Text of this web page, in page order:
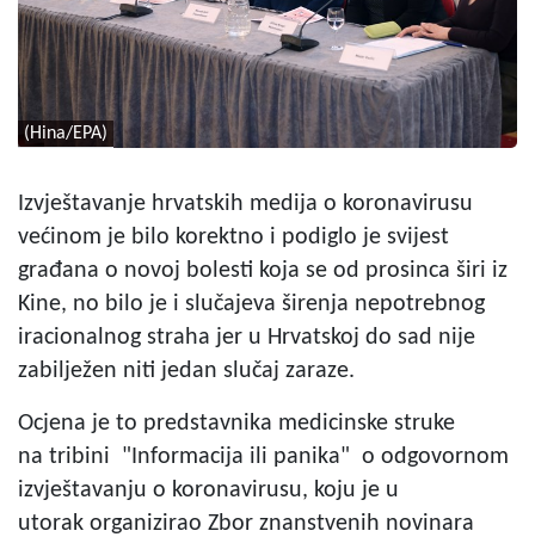
(Hina/EPA)
Izvještavanje hrvatskih medija o koronavirusu
većinom je bilo korektno i podiglo je svijest
građana o novoj bolesti koja se od prosinca širi iz
Kine, no bilo je i slučajeva širenja nepotrebnog
iracionalnog straha jer u Hrvatskoj do sad nije
zabilježen niti jedan slučaj zaraze.
Ocjena je to predstavnika medicinske struke
na tribini "Informacija ili panika" o odgovornom
izvještavanju o koronavirusu, koju je u
utorak organizirao Zbor znanstvenih novinara